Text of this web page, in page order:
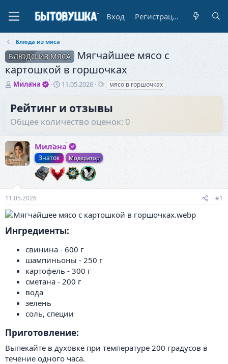
Вход Регистрация
Блюда из мяса
БЛЮДО ИЗ МЯСА
Мягчайшее мясо с
картошкой в горшочках
А
о
р
е
м
ы
Милана
Д
а
н
ч
а
л
а
11.05.2026
Т
и
мясо в горшочках
Рейтинг и отзывы
Общее количество оценок: 0
Милана
Знаток Модератор
11.05.2026 #1
Ингредиенты:​
свинина - 600 г
шампиньоны - 250 г
картофель - 300 г
сметана - 200 г
вода
зелень
соль, специи
Приготовление:​
Выпекайте в духовке при температуре 200 градусов в
течение одного часа.